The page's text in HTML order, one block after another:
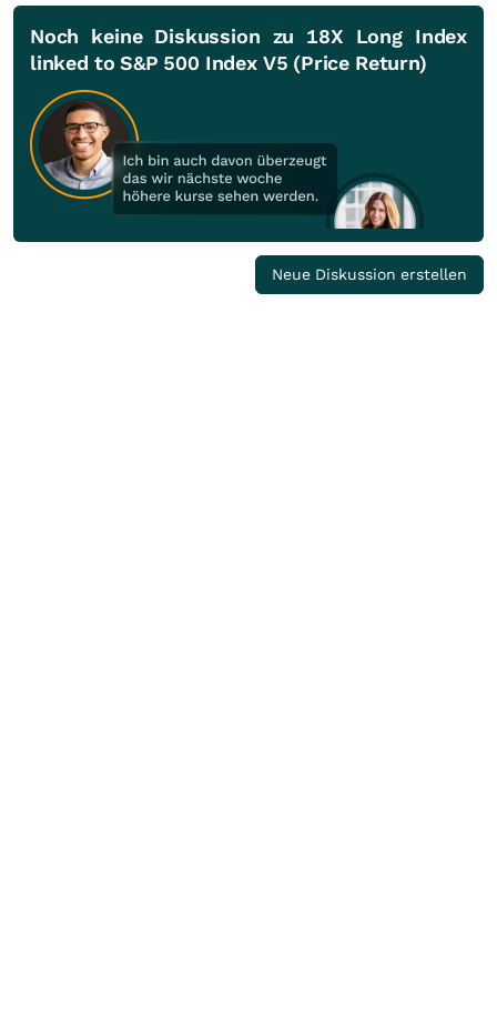
Noch keine Diskussion zu 18X Long Index
linked to S&P 500 Index V5 (Price Return)
Neue Diskussion erstellen